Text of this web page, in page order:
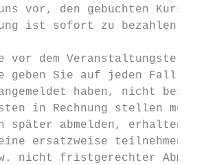
vor, den gebuchten
ist sofort zu bezahlen.
vor dem
geben Sie auf jeden Fall
haben, nicht
in Rechnung stellen
abmelden, erhalten
ersatzweise
nicht fristgerechter